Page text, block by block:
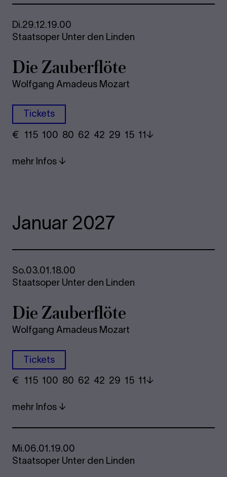
Di.29.12.19.00
Staatsoper Unter den Linden
Die Zau­ber­flö­te
Wolfgang Amadeus Mozart
Tickets
€ ​ 115 100 80​ 62 42 29​ 15 11
mehr Infos
Januar 2027
So.03.01.18.00
Staatsoper Unter den Linden
Die Zau­ber­flö­te
Wolfgang Amadeus Mozart
Tickets
€ ​ 115 100 80​ 62 42 29​ 15 11
mehr Infos
Mi.06.01.19.00
Staatsoper Unter den Linden